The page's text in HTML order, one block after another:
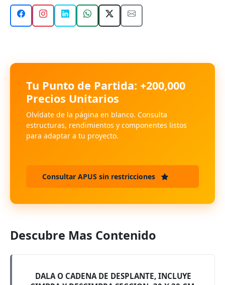
Tu Punto de Partida: +200,000
Precios Unitarios
Olvídate de la página en blanco. Consulta
estructuras, rendimientos y componentes listos
para adaptar a tu proyecto.
Consultar APUS sin restricciones
Descubre Mas Contenido
DALA O CADENA DE DESPLANTE, INCLUYE